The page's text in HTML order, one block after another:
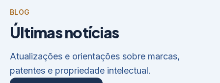
BLOG
Últimas notícias
Atualizações e orientações sobre marcas,
patentes e propriedade intelectual.